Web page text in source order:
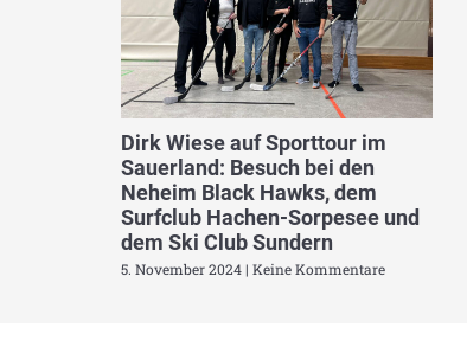
Dirk Wiese auf Sporttour im
Sauerland: Besuch bei den
Neheim Black Hawks, dem
Surfclub Hachen-Sorpesee und
dem Ski Club Sundern
5. November 2024 Keine Kommentare